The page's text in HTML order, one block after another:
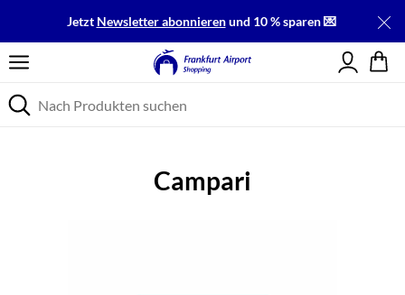
Jetzt Newsletter abonnierenund 10 % sparen 💌
Einloggen
Campari